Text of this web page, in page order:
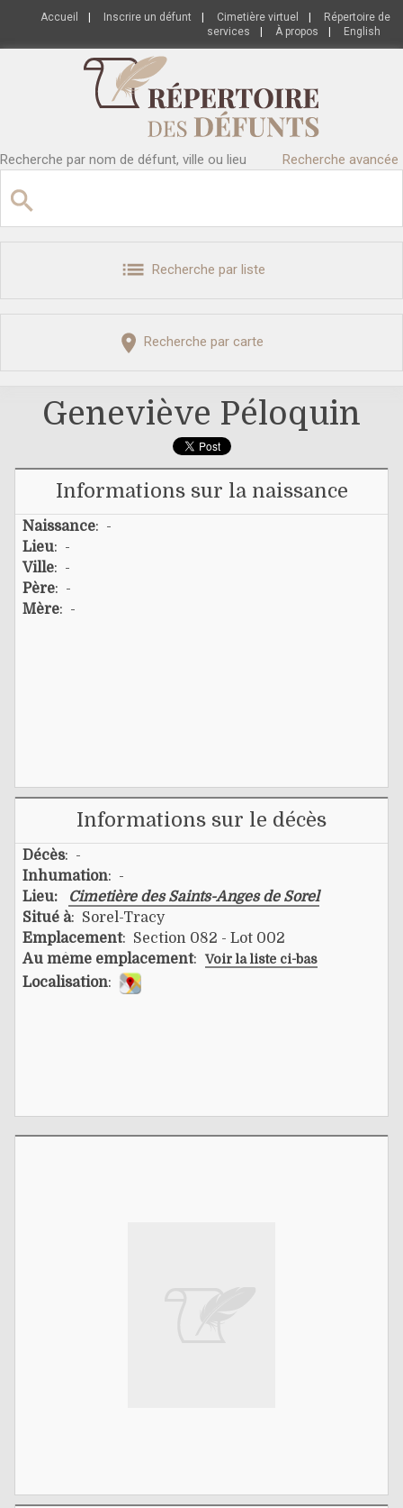
Accueil Inscrire un défunt Cimetière virtuel
Répertoire de
services
À propos English
Recherche par nom de défunt, ville ou lieu Recherche avancée
Recherche par liste
Recherche par carte
Geneviève Péloquin
Informations sur la naissance
Naissance: -
Lieu: -
Ville: -
Père: -
Mère: -
Informations sur le décès
Décès: -
Inhumation: -
Lieu:
Cimetière des Saints-Anges de Sorel
Situé à: Sorel-Tracy
Emplacement: Section 082 - Lot 002
Au même emplacement: Voir la liste ci-bas
Localisation: